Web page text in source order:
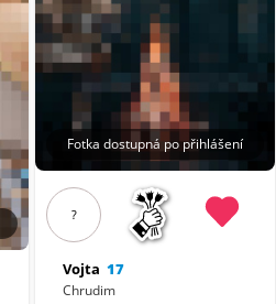
Fotka dostupná po přihlášení
?
Vojta 17
Chrudim